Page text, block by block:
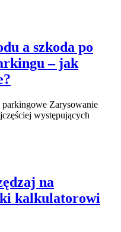
a szkoda po
– jak
parkingowe Zarysowanie
występujących
na
kalkulatorowi